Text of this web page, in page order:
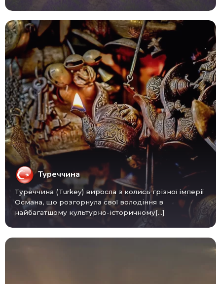
Туреччина
Туреччина (Turkey) виросла з колись грізної імперії
Османа, що розгорнула свої володіння в
найбагатшому культурно-історичному[...]